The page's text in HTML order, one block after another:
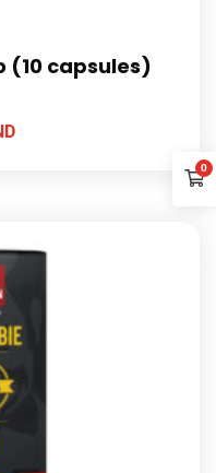
(10 capsules)
0